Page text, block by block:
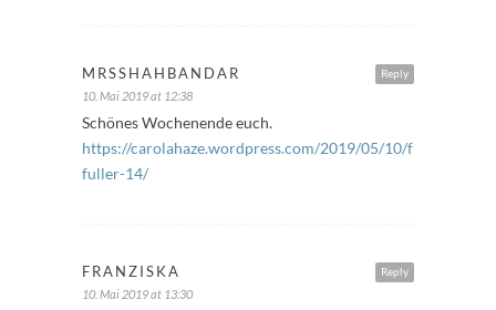
Reply
MRSSHAHBANDAR
10. Mai 2019 at 12:38
Schönes Wochenende euch.
https://carolahaze.wordpress.com/2019/05/10/freitags-
fuller-14/
Reply
FRANZISKA
10. Mai 2019 at 13:30